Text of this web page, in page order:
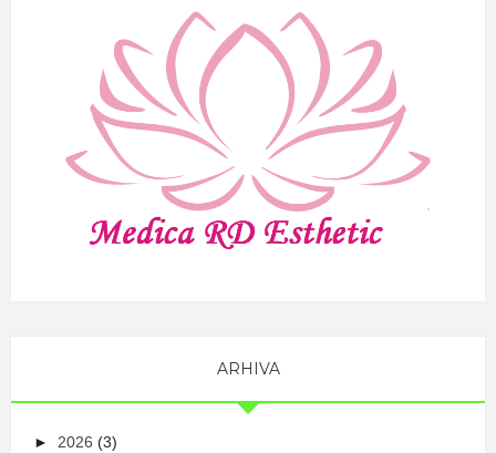
ARHIVA
► 2026 (3)